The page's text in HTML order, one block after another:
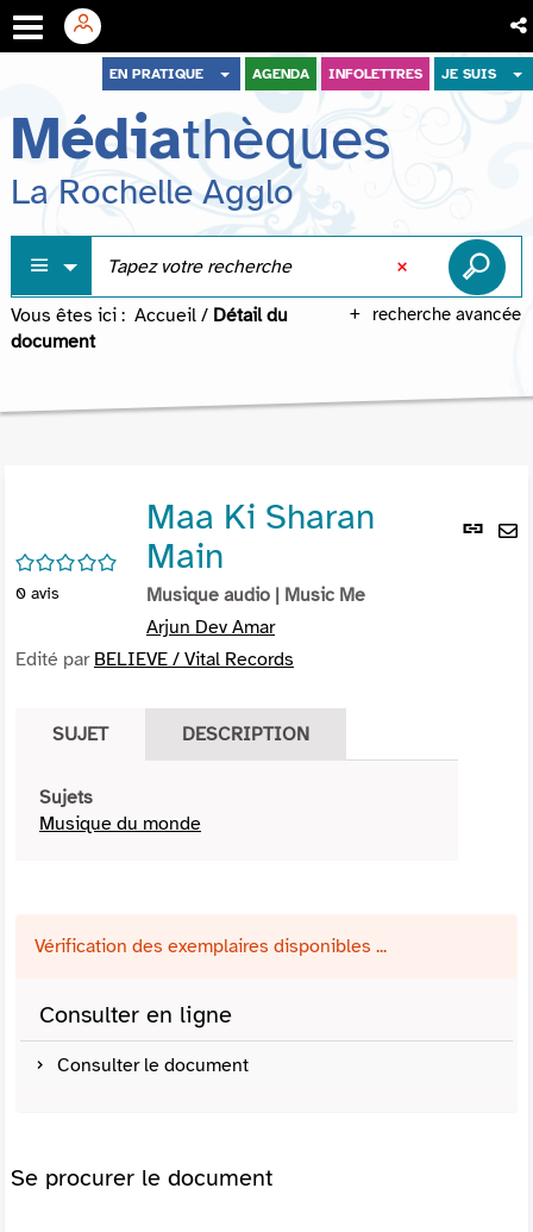
menu
contenu
recherche
EN PRATIQUE AGENDA INFOLETTRES JE SUIS
Médiathèques
La Rochelle Agglo
recherche avancée
Vous êtes ici : Accueil / Détail du
document
Lien
/5
0 avis
Maa Ki Sharan
Main
Musique audio | Music Me
Arjun Dev Amar
Edité par BELIEVE / Vital Records
SUJET DESCRIPTION
Sujets
Musique du monde
Vérification des exemplaires disponibles ...
Consulter en ligne
Consulter le document
Se procurer le document